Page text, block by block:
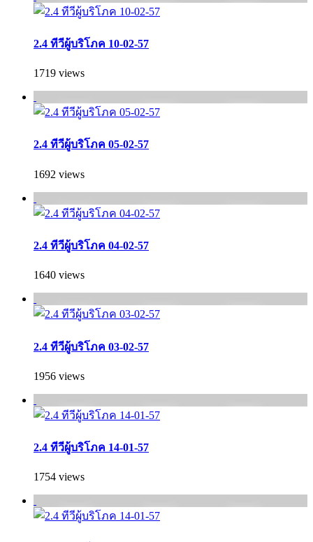
2.4 ทีวีผู้บริโภค 10-02-57
1719 views
2.4 ทีวีผู้บริโภค 05-02-57
1692 views
2.4 ทีวีผู้บริโภค 04-02-57
1640 views
2.4 ทีวีผู้บริโภค 03-02-57
1956 views
2.4 ทีวีผู้บริโภค 14-01-57
1754 views